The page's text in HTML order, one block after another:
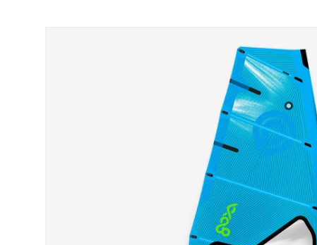
ZU PRODUKTINFORMATIONEN SPRINGEN